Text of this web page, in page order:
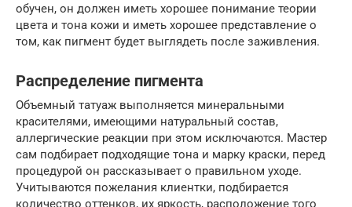
обучен, он должен иметь хорошее понимание теории
цвета и тона кожи и иметь хорошее представление о
том, как пигмент будет выглядеть после заживления.
Распределение пигмента
Объемный татуаж выполняется минеральными
красителями, имеющими натуральный состав,
аллергические реакции при этом исключаются. Мастер
сам подбирает подходящие тона и марку краски, перед
процедурой он рассказывает о правильном уходе.
Учитываются пожелания клиентки, подбирается
количество оттенков, их яркость, расположение того